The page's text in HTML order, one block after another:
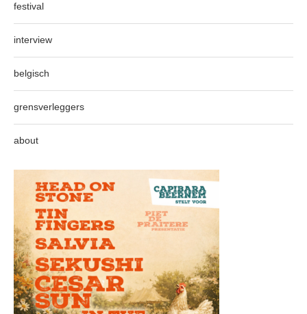
festival
interview
belgisch
grensverleggers
about